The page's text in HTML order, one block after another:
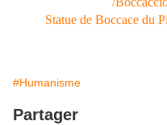
Statue de Boccace du
#Humanisme
Partager